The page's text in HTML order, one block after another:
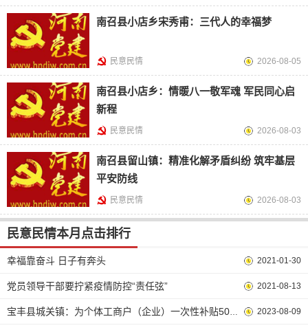
南召县小店乡宋秀甫：三代人的幸福梦
民意民情 2026-08-05
南召县小店乡：情暖八一敬军魂 军民同心启
新程
民意民情 2026-08-03
南召县留山镇：精准化解矛盾纠纷 筑牢基层
平安防线
民意民情 2026-08-03
民意民情本月点击排行
幸福靠奋斗 日子有奔头 2021-01-30
党员领导干部要拧紧疫情防控“责任弦” 2021-08-13
宝丰县城关镇：为个体工商户（企业）一次性补贴5000元！ 2023-08-09